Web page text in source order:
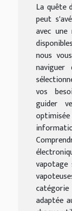
La quête
peut
avec
nous
vos
guider
adaptée